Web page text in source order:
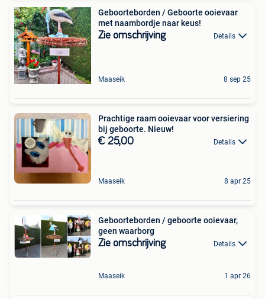
Geboorteborden / Geboorte ooievaar
met naambordje naar keus!
Zie omschrijving Details
Maaseik 8 sep 25
Prachtige raam ooievaar voor versiering
bij geboorte. Nieuw!
€ 25,00 Details
Maaseik 8 apr 25
Geboorteborden / geboorte ooievaar,
geen waarborg
Zie omschrijving Details
Maaseik 1 apr 26